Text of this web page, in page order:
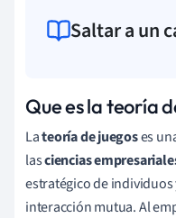
Saltar a un
Que es la teoría
Lateoría de juegoses
lasciencias
estratégico de
interacción mutua. Al